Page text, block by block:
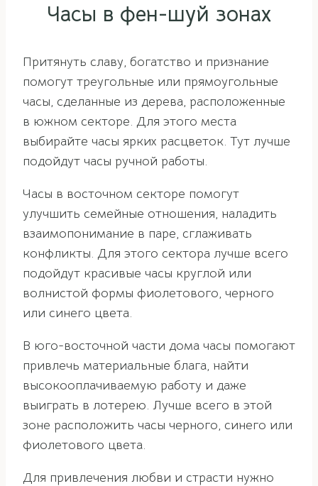
Часы в фен-шуй зонах
Притянуть славу, богатство и признание
помогут треугольные или прямоугольные
часы, сделанные из дерева, расположенные
в южном секторе. Для этого места
выбирайте часы ярких расцветок. Тут лучше
подойдут часы ручной работы.
Часы в восточном секторе помогут
улучшить семейные отношения, наладить
взаимопонимание в паре, сглаживать
конфликты. Для этого сектора лучше всего
подойдут красивые часы круглой или
волнистой формы фиолетового, черного
или синего цвета.
В юго-восточной части дома часы помогают
привлечь материальные блага, найти
высокооплачиваемую работу и даже
выиграть в лотерею. Лучше всего в этой
зоне расположить часы черного, синего или
фиолетового цвета.
Для привлечения любви и страсти нужно